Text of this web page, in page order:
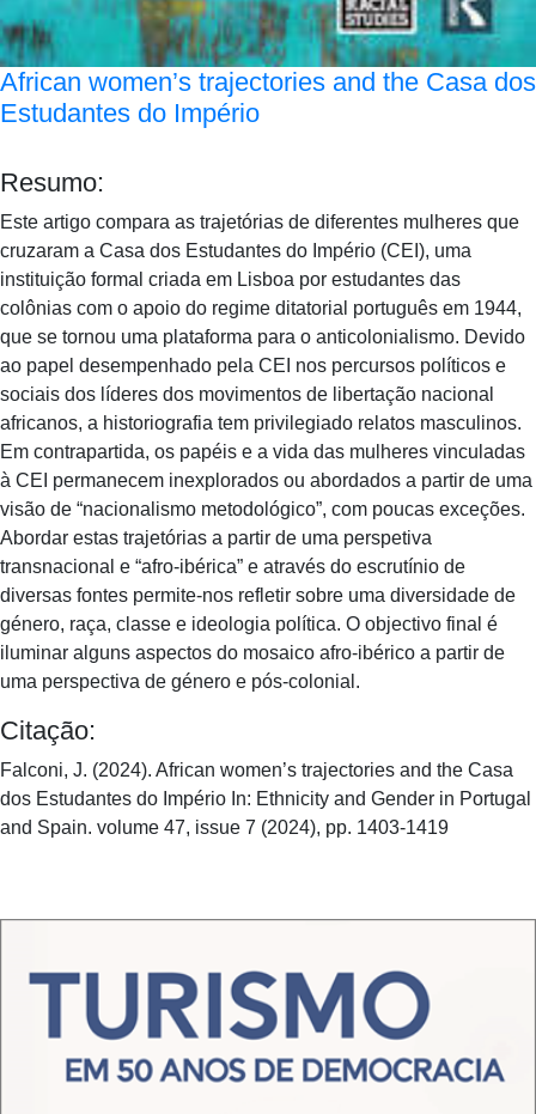
African women’s trajectories and the Casa dos
Estudantes do Império
Resumo:
Este artigo compara as trajetórias de diferentes mulheres que
cruzaram a Casa dos Estudantes do Império (CEI), uma
instituição formal criada em Lisboa por estudantes das
colônias com o apoio do regime ditatorial português em 1944,
que se tornou uma plataforma para o anticolonialismo. Devido
ao papel desempenhado pela CEI nos percursos políticos e
sociais dos líderes dos movimentos de libertação nacional
africanos, a historiografia tem privilegiado relatos masculinos.
Em contrapartida, os papéis e a vida das mulheres vinculadas
à CEI permanecem inexplorados ou abordados a partir de uma
visão de “nacionalismo metodológico”, com poucas exceções.
Abordar estas trajetórias a partir de uma perspetiva
transnacional e “afro-ibérica” e através do escrutínio de
diversas fontes permite-nos refletir sobre uma diversidade de
género, raça, classe e ideologia política. O objectivo final é
iluminar alguns aspectos do mosaico afro-ibérico a partir de
uma perspectiva de género e pós-colonial.
Citação:
Falconi, J. (2024). African women’s trajectories and the Casa
dos Estudantes do Império In: Ethnicity and Gender in Portugal
and Spain. volume 47, issue 7 (2024), pp. 1403-1419